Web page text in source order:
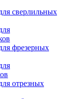
сверлильных
фрезерных
отрезных